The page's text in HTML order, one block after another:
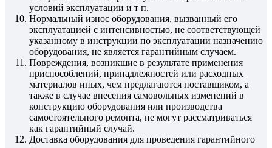
условий эксплуатации и т п.
Нормальный износ оборудования, вызванный его
эксплуатацией с интенсивностью, не соответствующей
указанному в инструкции по эксплуатации назначению
оборудования, не является гарантийным случаем.
Повреждения, возникшие в результате применения
приспособлений, принадлежностей или расходных
материалов иных, чем предлагаются поставщиком, а
также в случае внесения самовольных изменений в
конструкцию оборудования или производства
самостоятельного ремонта, не могут рассматриваться
как гарантийный случай.
Доставка оборудования для проведения гарантийного